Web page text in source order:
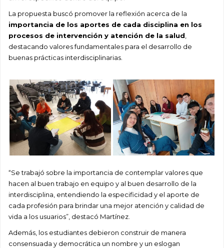
La propuesta buscó promover la reflexión acerca de la
importancia de los aportes de cada disciplina en los
procesos de intervención y atención de la salud
destacando valores fundamentales para el desarrollo de
buenas prácticas interdisciplinarias.
“Se trabajó sobre la importancia de contemplar valores que
hacen al buen trabajo en equipo y al buen desarrollo de la
interdisciplina, entendiendo la especificidad y el aporte de
cada profesión para brindar una mejor atención y calidad de
vida a los usuarios”, destacó Martínez.
Además, los estudiantes debieron construir de manera
consensuada y democrática un nombre y un eslogan